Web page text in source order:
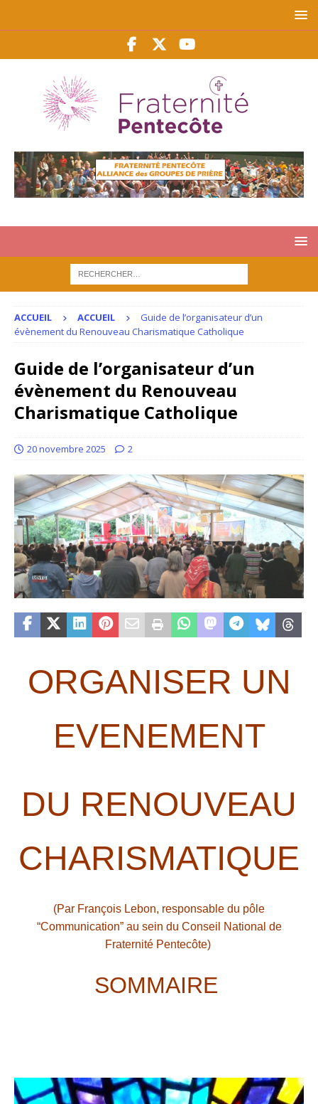
ACCUEIL ACCUEIL
Guide de l’organisateur d’un
évènement du Renouveau Charismatique Catholique
Guide de l’organisateur d’un
évènement du Renouveau
Charismatique Catholique
20 novembre 2025 2
ORGANISER UN
EVENEMENT
DU RENOUVEAU
CHARISMATIQUE
(Par François Lebon, responsable du pôle
“Communication” au sein du Conseil National de
Fraternité Pentecôte)
SOMMAIRE